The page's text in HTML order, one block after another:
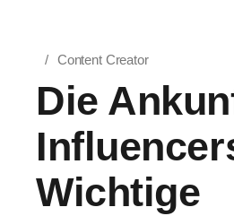
Content Creator
Die
Wichtige